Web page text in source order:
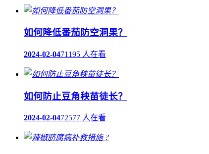
如何降低番茄防空洞果？
2024-02-0471195 人在看
如何防止豆角秧苗徒长？
2024-02-0472577 人在看